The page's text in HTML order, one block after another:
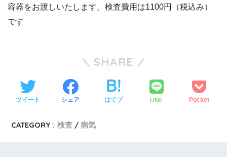
容器をお渡しいたします。検査費用は1100円（税込み）
です
SHARE
ツイート シェア はてブ LINE Pocket
CATEGORY : 検査 病気